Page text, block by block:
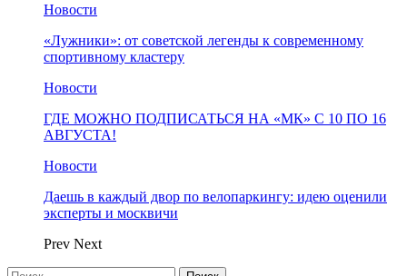
Новости
«Лужники»: от советской легенды к современному
спортивному кластеру
Новости
ГДЕ МОЖНО ПОДПИСАТЬСЯ НА «МК» С 10 ПО 16
АВГУСТА!
Новости
Даешь в каждый двор по велопаркингу: идею оценили
эксперты и москвичи
Prev Next